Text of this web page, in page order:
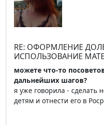
RE: ОФОРМЛЕНИЕ
ИСПОЛЬЗОВАНИЕ
можете что-то
дальнейших шагов?
я уже говорила - сделать
детям и отнести его в